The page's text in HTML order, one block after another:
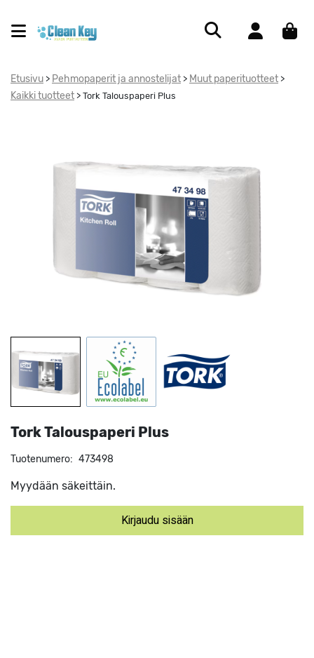
Etusivu > Pehmopaperit ja annostelijat > Muut paperituotteet >
Kaikki tuotteet > Tork Talouspaperi Plus
Tork Talouspaperi Plus
Tuotenumero: 473498
Myydään säkeittäin.
Kirjaudu sisään